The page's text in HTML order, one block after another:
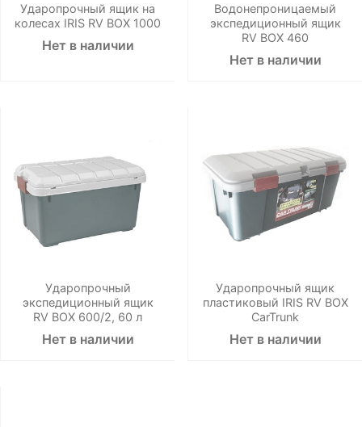
Ударопрочный ящик на
колесах IRIS RV BOX 1000
Нет в наличии
Водонепроницаемый
экспедиционный ящик
RV BOX 460
Нет в наличии
Ударопрочный
экспедиционный ящик
RV BOX 600/2, 60 л
Нет в наличии
Ударопрочный ящик
пластиковый IRIS RV BOX
CarTrunk
Нет в наличии